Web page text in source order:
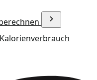
Kalorienverbrauch